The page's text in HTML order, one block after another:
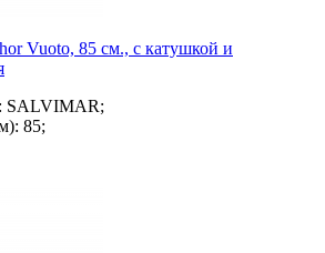
Vuoto, 85 см., с катушкой и
SALVIMAR;
85;